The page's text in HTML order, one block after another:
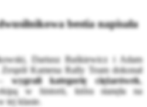
bestia napisała
Dariusz Baśkiewicz i Adam
Kamena Rally Team dokonał
–wygrali kategorię ciężarówek,
w historii, która stanęła na
tej klasie.